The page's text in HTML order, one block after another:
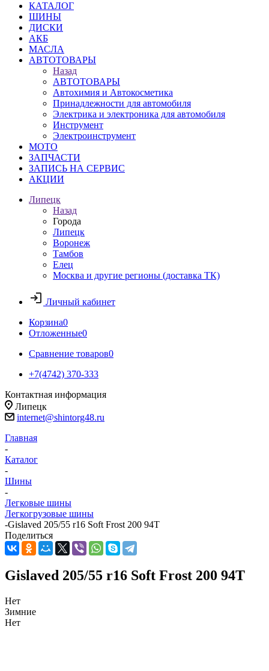
КАТАЛОГ
ШИНЫ
ДИСКИ
АКБ
МАСЛА
АВТОТОВАРЫ
Назад
АВТОТОВАРЫ
Автохимия и Автокосметика
Принадлежности для автомобиля
Электрика и электроника для автомобиля
Инструмент
Электроинструмент
МОТО
ЗАПЧАСТИ
ЗАПИСЬ НА СЕРВИС
АКЦИИ
Липецк
Назад
Города
Липецк
Воронеж
Тамбов
Елец
Москва и другие регионы (доставка ТК)
Личный кабинет
Корзина0
Отложенные0
Сравнение товаров0
+7(4742) 370-333
Контактная информация
Липецк
internet@shintorg48.ru
Главная
-
Каталог
-
Шины
-
Легковые шины
Легкогрузовые шины
-Gislaved 205/55 r16 Soft Frost 200 94T
Поделиться
Gislaved 205/55 r16 Soft Frost 200 94T
Нет
Зимние
Нет